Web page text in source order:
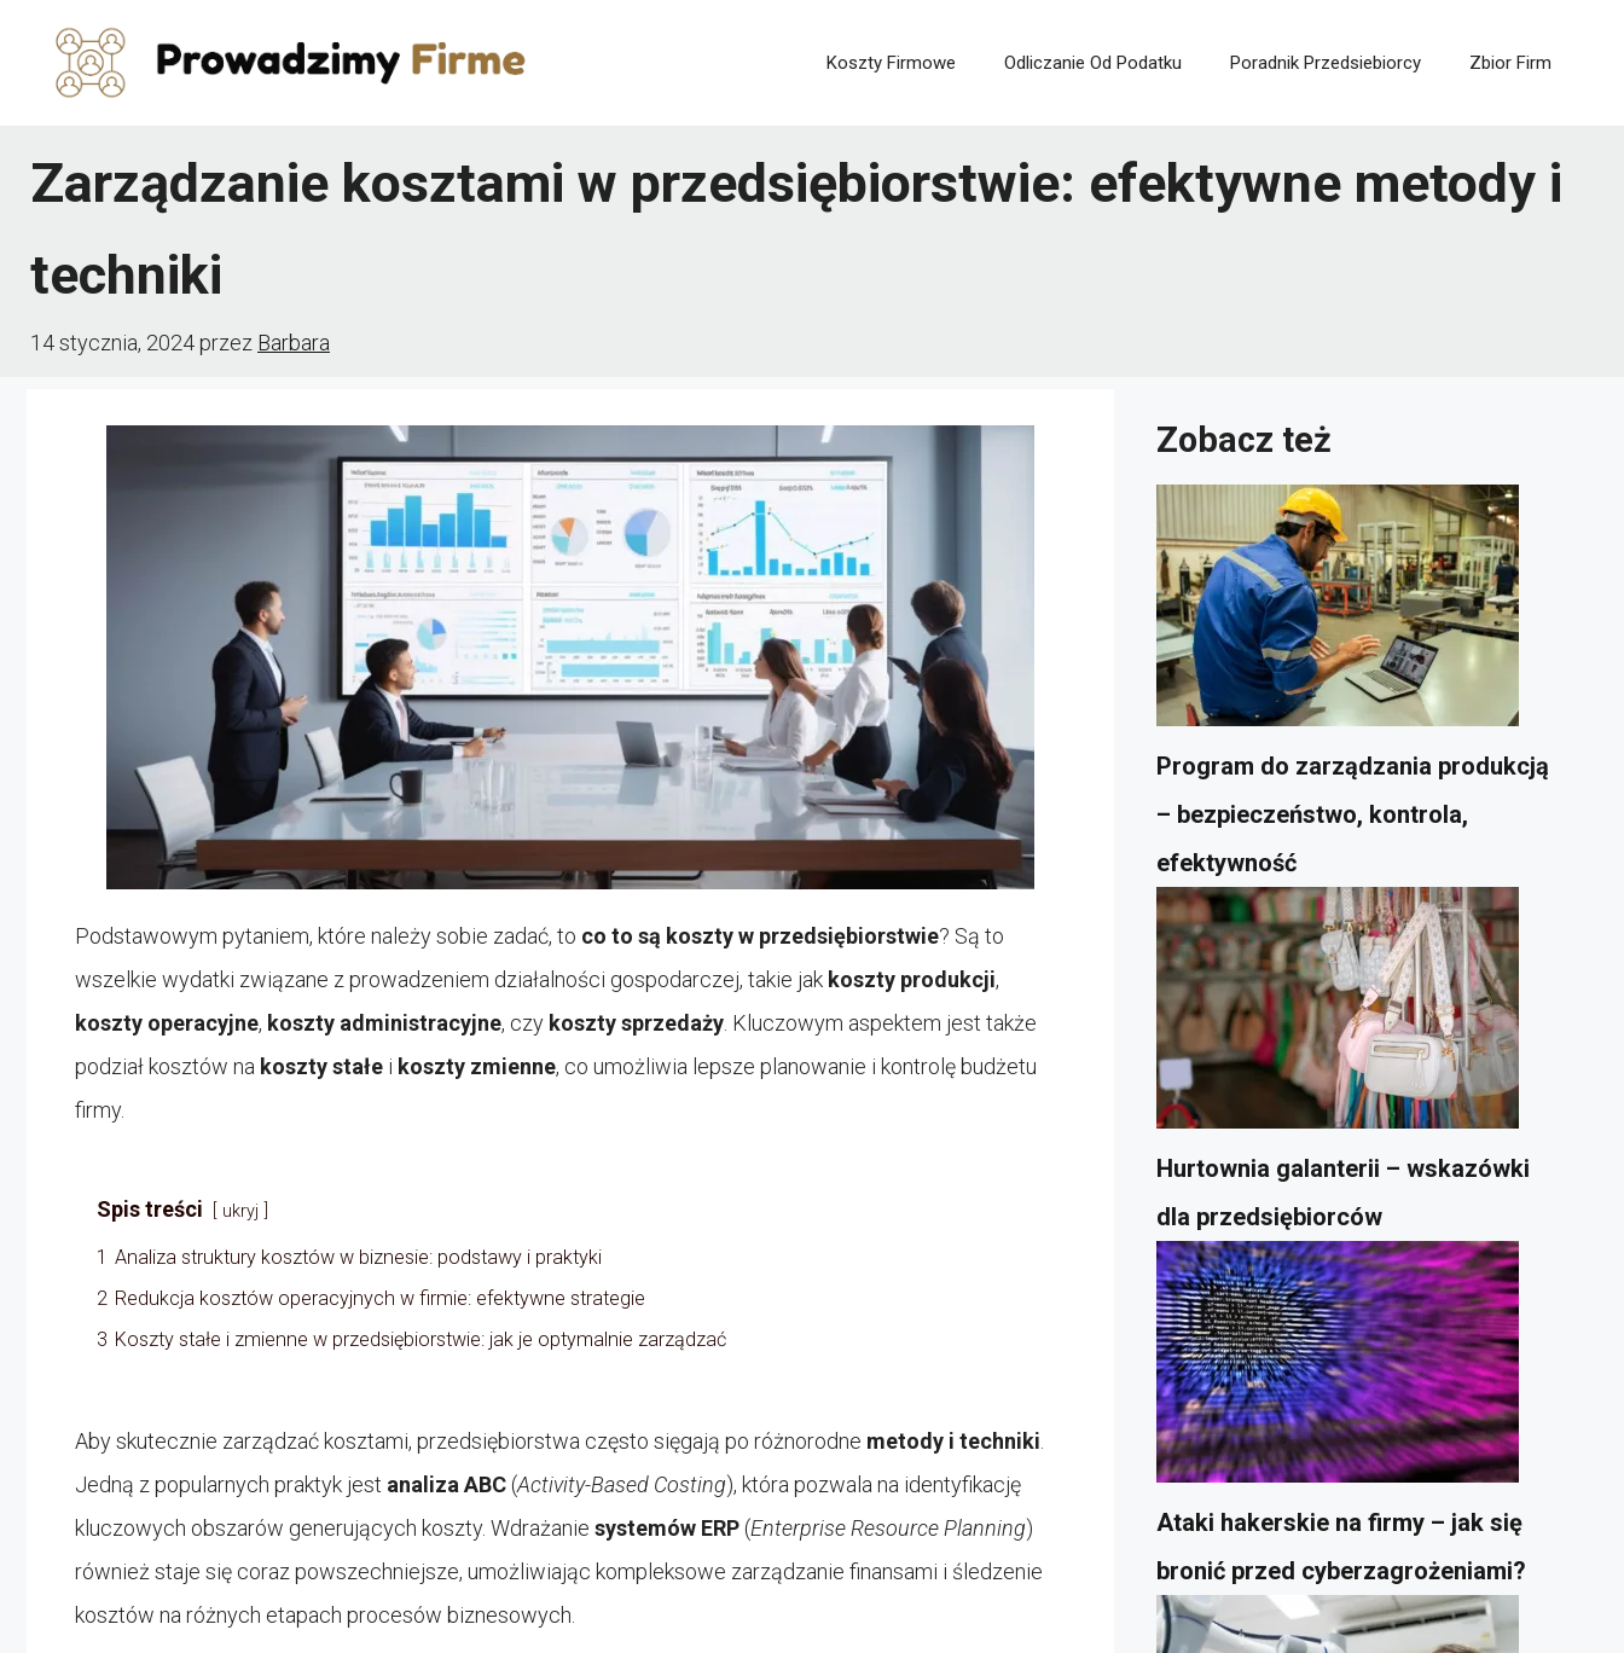
Koszty Firmowe Odliczanie Od Podatku Poradnik Przedsiebiorcy Zbior Firm
Zarządzanie kosztami w przedsiębiorstwie: efektywne metody i
techniki
14 stycznia, 2024przez Barbara
Podstawowym pytaniem, które należy sobie zadać, to co to są koszty w przedsiębiorstwie? Są to
wszelkie wydatki związane z prowadzeniem działalności gospodarczej, takie jak koszty produkcji,
koszty operacyjne, koszty administracyjne, czy koszty sprzedaży. Kluczowym aspektem jest także
podział kosztów na koszty stałe i koszty zmienne, co umożliwia lepsze planowanie i kontrolę budżetu
firmy.
Spis treści ukryj
1 Analiza struktury kosztów w biznesie: podstawy i praktyki
2 Redukcja kosztów operacyjnych w firmie: efektywne strategie
3 Koszty stałe i zmienne w przedsiębiorstwie: jak je optymalnie zarządzać
Aby skutecznie zarządzać kosztami, przedsiębiorstwa często sięgają po różnorodne metody i techniki.
Jedną z popularnych praktyk jest analiza ABC (Activity-Based Costing), która pozwala na identyfikację
kluczowych obszarów generujących koszty. Wdrażanie systemów ERP (Enterprise Resource Planning)
również staje się coraz powszechniejsze, umożliwiając kompleksowe zarządzanie finansami i śledzenie
kosztów na różnych etapach procesów biznesowych.
Zobacz też
Program do zarządzania produkcją
– bezpieczeństwo, kontrola,
efektywność
Hurtownia galanterii – wskazówki
dla przedsiębiorców
Ataki hakerskie na firmy – jak się
bronić przed cyberzagrożeniami?